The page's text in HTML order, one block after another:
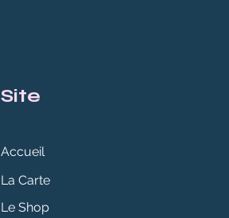
Site
Accueil
La Carte
Le Shop